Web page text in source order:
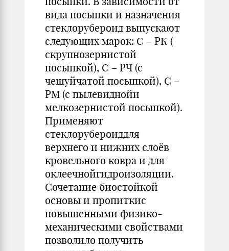
вида посыпки и назначения
стеклорубероид выпускают
следующих марок: С – РК (
скрупнозернистой
посыпкой), С – РЧ (с
чешуйчатой посыпкой), С –
РМ (с пылевиднойи
мелкозернистой посыпкой).
Применяют
стеклорубероиддля
верхнего и нижних слоёв
кровельного ковра и для
оклеечнойгидроизоляции.
Сочетание биостойкой
основы и пропиткис
повышенными физико-
механическими свойствами
позволило получить